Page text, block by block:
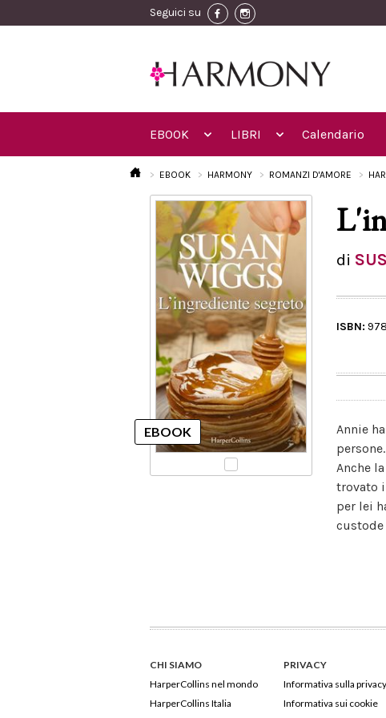
Seguici su
EBOOK LIBRI Calendario
EBOOK HARMONY ROMANZI D'AMORE
di
ISBN:
Annie
Anche
trovato
per lei
custode
CHI SIAMO
HarperCollins nel mondo
HarperCollins Italia
PRIVACY
Informativa sulla privacy
Informativa sui cookie